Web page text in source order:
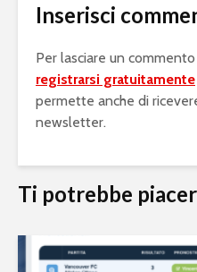
Inserisci
Per lasciare un
registrarsi gratuitamente
permette anche di
newsletter.
Ti potrebbe